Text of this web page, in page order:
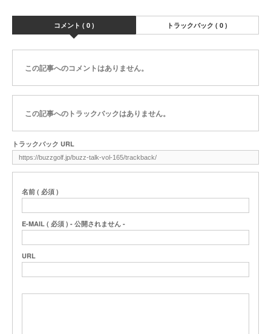
コメント ( 0 ) トラックバック ( 0 )
この記事へのコメントはありません。
この記事へのトラックバックはありません。
トラックバック URL
名前 ( 必須 )
E-MAIL ( 必須 ) - 公開されません -
URL